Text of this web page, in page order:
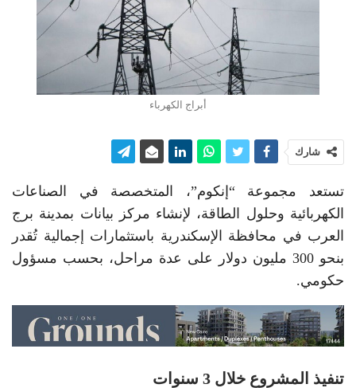
أبراج الكهرباء
شارك
تستعد مجموعة “إنكوم”، المتخصصة في الصناعات
الكهربائية وحلول الطاقة، لإنشاء مركز بيانات بمدينة برج
العرب في محافظة الإسكندرية باستثمارات إجمالية تُقدر
بنحو 300 مليون دولار على عدة مراحل، بحسب مسؤول
حكومي.
تنفيذ المشروع خلال 3 سنوات